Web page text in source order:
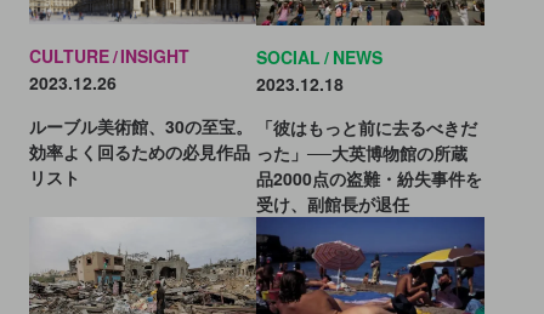
CULTURE INSIGHT
2023.12.26
ルーブル美術館、30の至宝。
効率よく回るための必見作品
リスト
SOCIAL NEWS
2023.12.18
「彼はもっと前に去るべきだ
った」──大英博物館の所蔵
品2000点の盗難・紛失事件を
受け、副館長が退任